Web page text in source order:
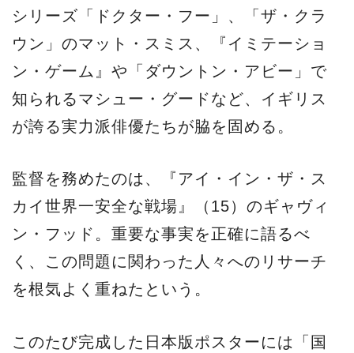
シリーズ「ドクター・フー」、「ザ・クラ
ウン」のマット・スミス、『イミテーショ
ン・ゲーム』や「ダウントン・アビー」で
知られるマシュー・グードなど、イギリス
が誇る実力派俳優たちが脇を固める。
監督を務めたのは、『アイ・イン・ザ・ス
カイ世界一安全な戦場』（15）のギャヴィ
ン・フッド。重要な事実を正確に語るべ
く、この問題に関わった人々へのリサーチ
を根気よく重ねたという。
このたび完成した日本版ポスターには「国